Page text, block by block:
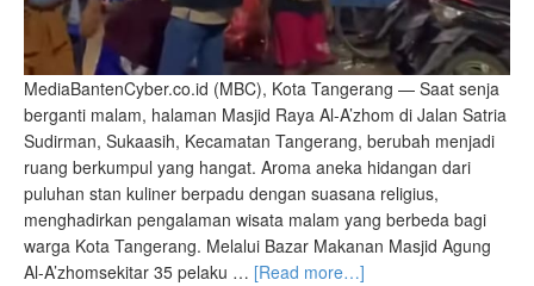
MediaBantenCyber.co.id (MBC), Kota Tangerang — Saat senja
berganti malam, halaman Masjid Raya Al-A’zhom di Jalan Satria
Sudirman, Sukaasih, Kecamatan Tangerang, berubah menjadi
ruang berkumpul yang hangat. Aroma aneka hidangan dari
puluhan stan kuliner berpadu dengan suasana religius,
menghadirkan pengalaman wisata malam yang berbeda bagi
warga Kota Tangerang. Melalui Bazar Makanan Masjid Agung
Al-A’zhomsekitar 35 pelaku … [Read more…]